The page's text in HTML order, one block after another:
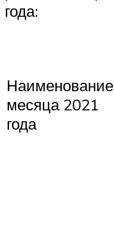
года:
Наименование
месяца 2021
года